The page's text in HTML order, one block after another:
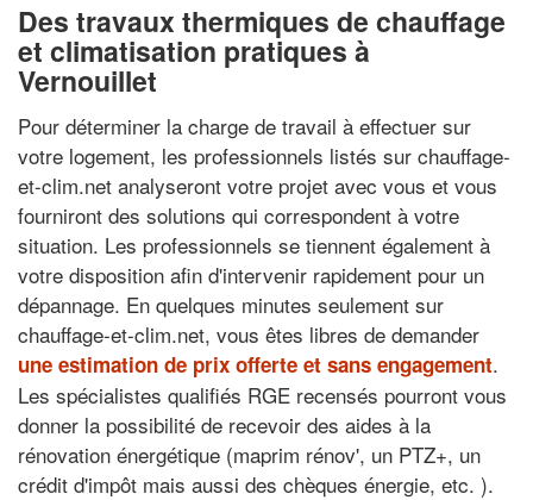
Des travaux thermiques de chauffage
et climatisation pratiques à
Vernouillet
Pour déterminer la charge de travail à effectuer sur
votre logement, les professionnels listés sur chauffage-
et-clim.net analyseront votre projet avec vous et vous
fourniront des solutions qui correspondent à votre
situation. Les professionnels se tiennent également à
votre disposition afin d'intervenir rapidement pour un
dépannage. En quelques minutes seulement sur
chauffage-et-clim.net, vous êtes libres de demander
une estimation de prix offerte et sans engagement.
Les spécialistes qualifiés RGE recensés pourront vous
donner la possibilité de recevoir des aides à la
rénovation énergétique (maprim rénov', un PTZ+, un
crédit d'impôt mais aussi des chèques énergie, etc. ).